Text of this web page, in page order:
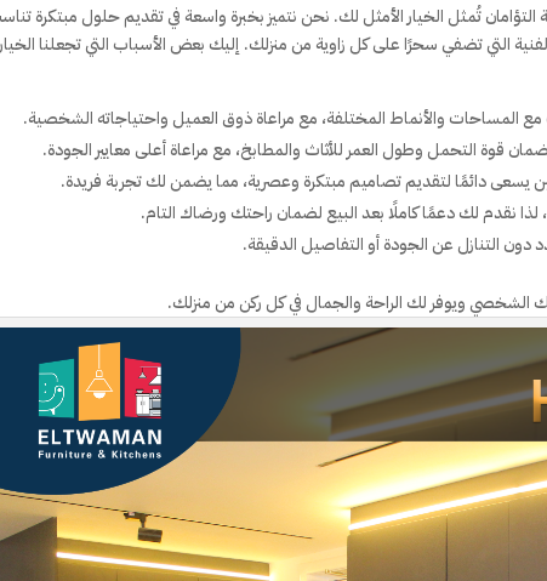
التؤامان تُمثل الخيار الأمثل لك. نحن نتميز بخبرة واسعة في تقديم حلول مبتكرة
التي تضفي سحرًا على كل زاوية من منزلك. إليك بعض الأسباب التي تجعلنا
والأنماط المختلفة، مع مراعاة ذوق العميل واحتياجاته الشخصية.
قوة التحمل وطول العمر للأثاث والمطابخ، مع مراعاة أعلى معايير الجودة.
يسعى دائمًا لتقديم تصاميم مبتكرة وعصرية، مما يضمن لك تجربة فريدة.
نقدم لك دعمًا كاملًا بعد البيع لضمان راحتك ورضاك التام.
دون التنازل عن الجودة أو التفاصيل الدقيقة.
الشخصي ويوفر لك الراحة والجمال في كل ركن من منزلك.